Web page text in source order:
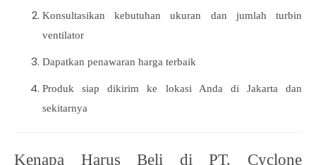
Konsultasikan kebutuhan ukuran dan jumlah turbin
ventilator
Dapatkan penawaran harga terbaik
Produk siap dikirim ke lokasi Anda di Jakarta dan
sekitarnya
Kenapa Harus Beli di PT. Cyclone